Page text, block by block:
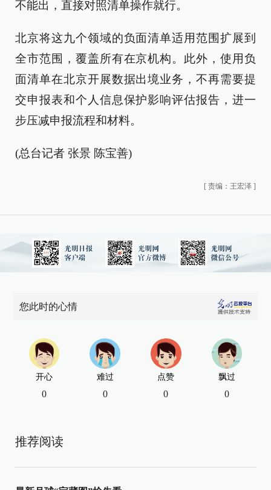
不能出，直接对照清单操作就行。
北京将这九个领域的负面清单适用范围扩展到
全市范围，覆盖所有在京机构。此外，使用负
面清单在北京开展数据出境业务，不再需要提
交申报表和个人信息保护影响评估报告，进一
步压减申报流程和材料。
(总台记者 张景 陈宝善)
[ 责编：王宏泽 ]
您此时的心情
开心
0
难过
0
点赞
0
飘过
0
推荐阅读